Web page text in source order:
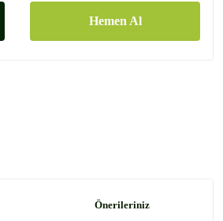
Hemen Al
Önerileriniz